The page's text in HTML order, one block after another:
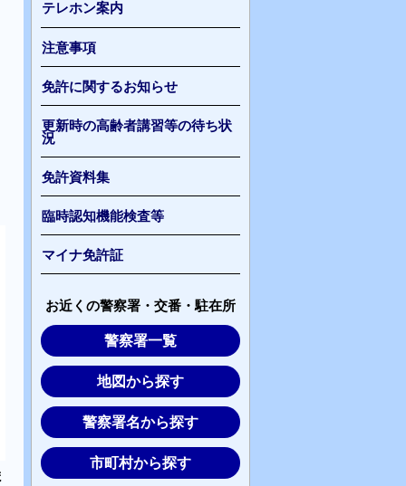
テレホン案内
注意事項
免許に関するお知らせ
更新時の高齢者講習等の待ち状
況
免許資料集
臨時認知機能検査等
マイナ免許証
お近くの警察署・交番・駐在所
警察署一覧
地図から探す
警察署名から探す
市町村から探す